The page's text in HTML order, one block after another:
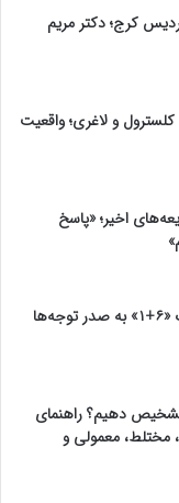
کرج؛ دکتر مریم
و لاغری؛ واقعیت
اخیر؛ «پاسخ
ابرو یاشار با پروژه آکوستیک «۶+۱» به صدر توجه‌ها
دهیم؟ راهنمای
معمولی و